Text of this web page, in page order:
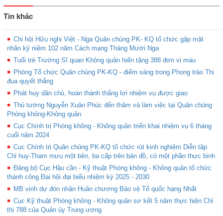
Tin khác
Chi hội Hữu nghị Việt - Nga Quân chủng PK- KQ tổ chức gặp mặt
nhân kỷ niệm 102 năm Cách mạng Tháng Mười Nga
Tuổi trẻ Trường Sĩ quan Không quân hiến tặng 388 đơn vị máu
Phòng Tổ chức Quân chủng PK-KQ - điểm sáng trong Phong trào Thi
đua quyết thắng
Phát huy dân chủ, hoàn thành thắng lợi nhiệm vụ được giao
Thủ tướng Nguyễn Xuân Phúc đến thăm và làm việc tại Quân chủng
Phòng không-Không quân
Cục Chính trị Phòng không - Không quân triển khai nhiệm vụ 6 tháng
cuối năm 2024
Cục Chính trị Quân chủng PK-KQ tổ chức rút kinh nghiệm Diễn tập
Chỉ huy-Tham mưu một bên, ba cấp trên bản đồ, có một phần thực binh
Đảng bộ Cục Hậu cần - Kỹ thuật Phòng không - Không quân tổ chức
thành công Đại hội đại biểu nhiệm kỳ 2025 - 2030
MB vinh dự đón nhận Huân chương Bảo vệ Tổ quốc hạng Nhất
Cục Kỹ thuật Phòng không - Không quân sơ kết 5 năm thực hiện Chỉ
thị 788 của Quân ủy Trung ương